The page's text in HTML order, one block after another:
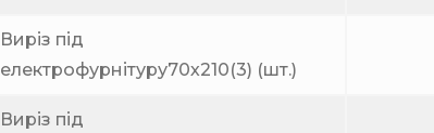
Виріз під
електрофурнітуру70х210(3) (шт.)
Виріз під